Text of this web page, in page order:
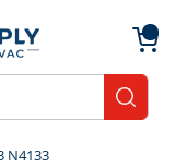
N4133